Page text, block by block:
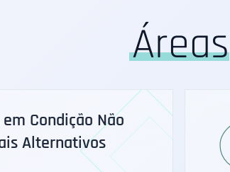
Áreas
Condição Não
Alternativos